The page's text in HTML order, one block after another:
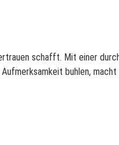
schafft. Mit einer
buhlen,